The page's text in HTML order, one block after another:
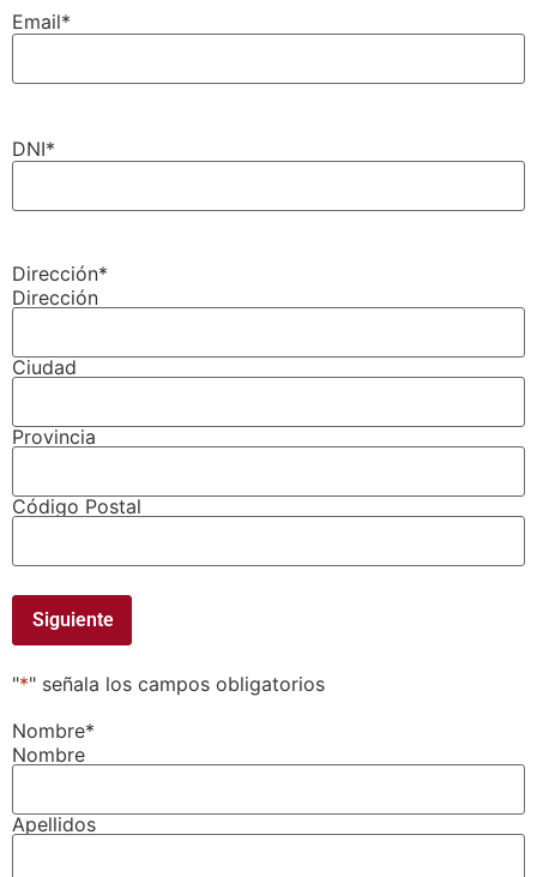
Email*
DNI*
Dirección*
Dirección
Ciudad
Provincia
Código Postal
"*" señala los campos obligatorios
Nombre*
Nombre
Apellidos